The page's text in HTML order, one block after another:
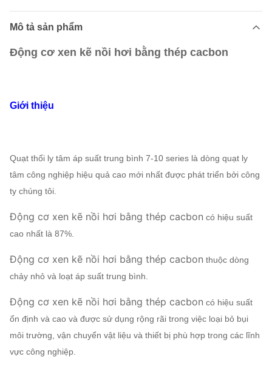
Mô tả sản phẩm
Động cơ xen kẽ nồi hơi bằng thép cacbon
Giới thiệu
Quạt thổi ly tâm áp suất trung bình 7-10 series là dòng quạt ly
tâm công nghiệp hiệu quả cao mới nhất được phát triển bởi công
ty chúng tôi.
Động cơ xen kẽ nồi hơi bằng thép cacbon có hiệu suất
cao nhất là 87%.
Động cơ xen kẽ nồi hơi bằng thép cacbon thuộc dòng
chảy nhỏ và loạt áp suất trung bình.
Động cơ xen kẽ nồi hơi bằng thép cacbon có hiệu suất
ổn định và cao và được sử dụng rộng rãi trong việc loại bỏ bụi
môi trường, vận chuyển vật liệu và thiết bị phù hợp trong các lĩnh
vực công nghiệp.